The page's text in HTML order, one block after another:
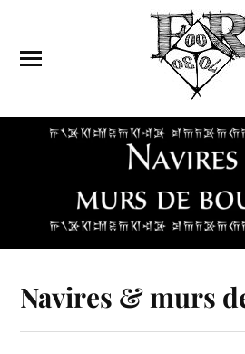
Navires & murs